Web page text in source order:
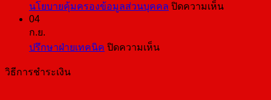
รนด์
นโยบายคุ้มครองข้อมูลส่วนบุคคล ปิดความเห็นบน
04
ก.ย.
ปรึกษาฝ่ายเทคนิค ปิดความเห็นบน
วิธีการชำระเงิน